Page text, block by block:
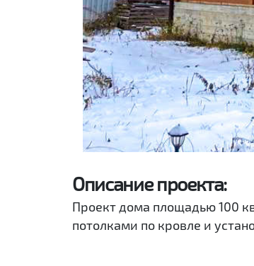
Описание проекта:
Проект дома площадью 100
потолками по кровле и